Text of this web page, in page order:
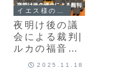
夜明け後の議
会による裁判|
ルカの福音書
22章66-71節
2025.11.18